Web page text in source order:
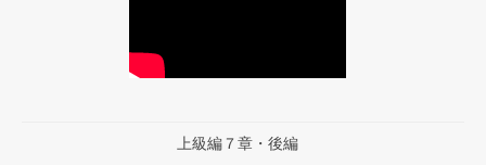
上級編７章・後編